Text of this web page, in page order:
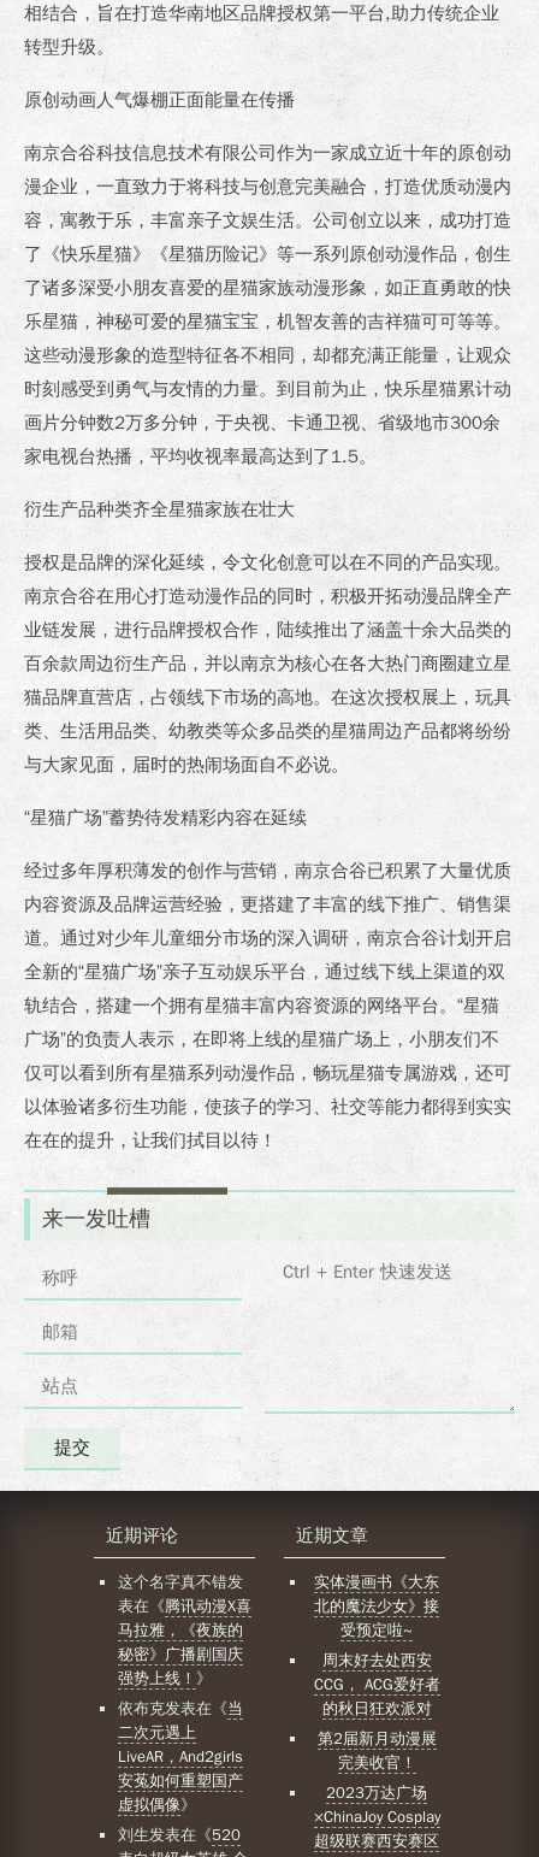
相结合，旨在打造华南地区品牌授权第一平台,助力传统企业
转型升级。
原创动画人气爆棚正面能量在传播
南京合谷科技信息技术有限公司作为一家成立近十年的原创动
漫企业，一直致力于将科技与创意完美融合，打造优质动漫内
容，寓教于乐，丰富亲子文娱生活。公司创立以来，成功打造
了《快乐星猫》《星猫历险记》等一系列原创动漫作品，创生
了诸多深受小朋友喜爱的星猫家族动漫形象，如正直勇敢的快
乐星猫，神秘可爱的星猫宝宝，机智友善的吉祥猫可可等等。
这些动漫形象的造型特征各不相同，却都充满正能量，让观众
时刻感受到勇气与友情的力量。到目前为止，快乐星猫累计动
画片分钟数2万多分钟，于央视、卡通卫视、省级地市300余
家电视台热播，平均收视率最高达到了1.5。
衍生产品种类齐全星猫家族在壮大
授权是品牌的深化延续，令文化创意可以在不同的产品实现。
南京合谷在用心打造动漫作品的同时，积极开拓动漫品牌全产
业链发展，进行品牌授权合作，陆续推出了涵盖十余大品类的
百余款周边衍生产品，并以南京为核心在各大热门商圈建立星
猫品牌直营店，占领线下市场的高地。在这次授权展上，玩具
类、生活用品类、幼教类等众多品类的星猫周边产品都将纷纷
与大家见面，届时的热闹场面自不必说。
“星猫广场”蓄势待发精彩内容在延续
经过多年厚积薄发的创作与营销，南京合谷已积累了大量优质
内容资源及品牌运营经验，更搭建了丰富的线下推广、销售渠
道。通过对少年儿童细分市场的深入调研，南京合谷计划开启
全新的“星猫广场”亲子互动娱乐平台，通过线下线上渠道的双
轨结合，搭建一个拥有星猫丰富内容资源的网络平台。“星猫
广场”的负责人表示，在即将上线的星猫广场上，小朋友们不
仅可以看到所有星猫系列动漫作品，畅玩星猫专属游戏，还可
以体验诸多衍生功能，使孩子的学习、社交等能力都得到实实
在在的提升，让我们拭目以待！
来一发吐槽
近期评论
这个名字真不错发
表在《腾讯动漫X喜
马拉雅，《夜族的
秘密》广播剧国庆
强势上线！ 》
依布克发表在《当
二次元遇上
LiveAR，And2girls
安菟如何重塑国产
虚拟偶像》
刘生发表在《520
近期文章
实体漫画书《大东
北的魔法少女》接
受预定啦~
周末好去处西安
CCG， ACG爱好者
的秋日狂欢派对
第2届新月动漫展
完美收官！
2023万达广场
×ChinaJoy Cosplay
超级联赛西安赛区